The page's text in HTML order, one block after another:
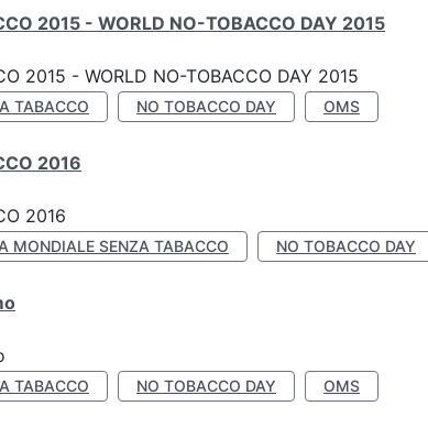
2015 - WORLD NO-TOBACCO DAY 2015
2015 - WORLD NO-TOBACCO DAY 2015
TABACCO NO TOBACCO DAY OMS
2016
2016
MONDIALE SENZA TABACCO NO TOBACCO DAY
TABACCO NO TOBACCO DAY OMS